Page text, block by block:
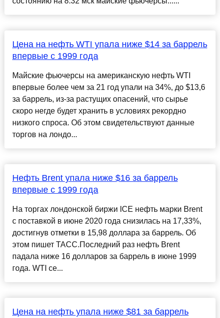
Цена на нефть WTI упала ниже $14 за баррель
впервые с 1999 года
Майские фьючерсы на американскую нефть WTI
впервые более чем за 21 год упали на 34%, до $13,6
за баррель, из-за растущих опасений, что сырье
скоро негде будет хранить в условиях рекордно
низкого спроса. Об этом свидетельствуют данные
торгов на лондо...
Нефть Brent упала ниже $16 за баррель
впервые с 1999 года
На торгах лондонской биржи ICE нефть марки Brent
с поставкой в июне 2020 года снизилась на 17,33%,
достигнув отметки в 15,98 доллара за баррель. Об
этом пишет ТАСС.Последний раз нефть Brent
падала ниже 16 долларов за баррель в июне 1999
года. WTI се...
Цена на нефть упала ниже $81 за баррель